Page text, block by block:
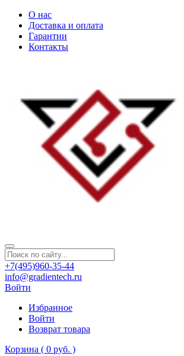
О нас
Доставка и оплата
Гарантии
Контакты
+7(495)960-35-44
info@gradientech.ru
Войти
Избранное
Войти
Возврат товара
Корзина ( 0 руб. )